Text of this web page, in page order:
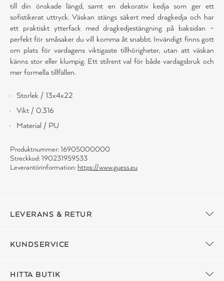
till din önskade längd, samt en dekorativ kedja som ger ett
sofistikerat uttryck. Väskan stängs säkert med dragkedja och har
ett praktiskt ytterfack med dragkedjestängning på baksidan –
perfekt för småsaker du vill komma åt snabbt. Invändigt finns gott
om plats för vardagens viktigaste tillhörigheter, utan att väskan
känns stor eller klumpig. Ett stilrent val för både vardagsbruk och
mer formella tillfällen.
Storlek / 13x4x22
Vikt / 0.316
Material / PU
Produktnummer: 16905000000
Streckkod: 190231959533
Leverantörinformation: https://www.guess.eu
LEVERANS & RETUR
KUNDSERVICE
HITTA BUTIK